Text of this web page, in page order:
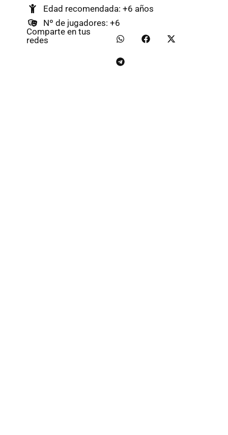
Edad recomendada: +6 años
Nº de jugadores: +6
Comparte en tus
redes